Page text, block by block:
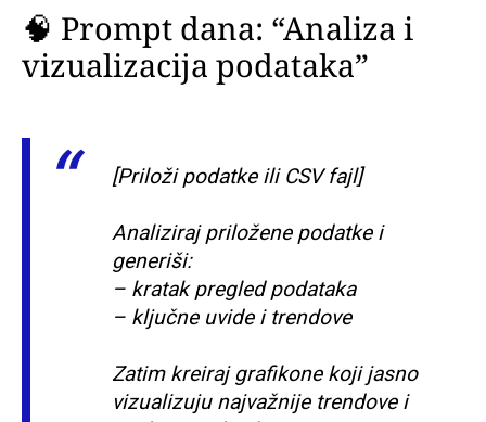
🧠 Prompt dana: “Analiza i
vizualizacija podataka”
[Priloži podatke ili CSV fajl]
Analiziraj priložene podatke i
generiši:
– kratak pregled podataka
– ključne uvide i trendove
Zatim kreiraj grafikone koji jasno
vizualizuju najvažnije trendove i